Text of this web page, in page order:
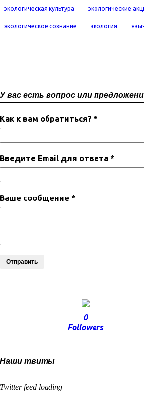
экологическая культура экологические
экологическое сознание экология
У вас есть вопрос или
Как к вам обратиться? *
Введите Email для ответа *
Ваше сообщение *
Отправить
0
Followers
Наши твиты
Twitter feed loading